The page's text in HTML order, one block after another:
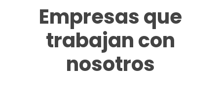
Empresas que
trabajan con
nosotros